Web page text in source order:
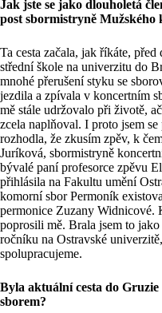
Jak jste se jako dlouholetá
post sbormistryně Mužského
Ta cesta začala, jak říkáte,
střední škole na univerzitu do
mnohé přerušení styku se
jezdila a zpívala v koncertním
mě stále udržovalo při životě,
zcela naplňoval. I proto jsem
rozhodla, že zkusím zpěv, k
Juríková, sbormistryně
bývalé paní profesorce zpěvu
přihlásila na Fakultu umění
komorní sbor Permoník
permonice Zuzany Widnicové.
poprosili mě. Brala jsem to
ročníku na Ostravské
spolupracujeme.
Byla aktuální cesta do
sborem?